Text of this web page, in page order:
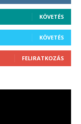
KÖVETÉS
KÖVETÉS
FELIRATKOZÁS